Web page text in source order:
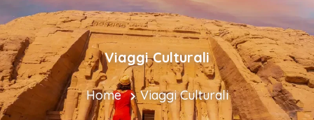
Viaggi Culturali
Home Viaggi Culturali